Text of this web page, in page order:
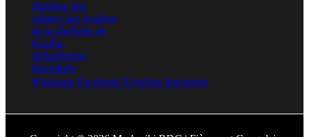
Whatsapp Facebook X-twitter Instagram